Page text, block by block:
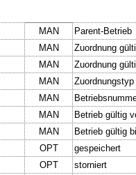
MAN
Parent-Betrieb
MAN
Zuordnung
MAN
Zuordnung
MAN
Zuordnungstyp
MAN
MAN
Betrieb gültig
MAN
Betrieb gültig
OPT
gespeichert
OPT
storniert